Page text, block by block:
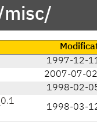
1997-12-
2007-07-02
1998-02-
1998-03-